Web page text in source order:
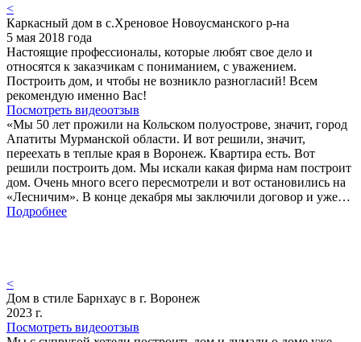
<
Каркасный дом в с.Хреновое Новоусманского р-на
5 мая 2018 года
Настоящие профессионалы, которые любят свое дело и
относятся к заказчикам с пониманием, с уважением.
Построить дом, и чтобы не возникло разногласий! Всем
рекомендую именно Вас!
Посмотреть видеоотзыв
«Мы 50 лет прожили на Кольском полуострове, значит, город
Апатиты Мурманской области. И вот решили, значит,
переехать в теплые края в Воронеж. Квартира есть. Вот
решили построить дом. Мы искали какая фирма нам построит
дом. Очень много всего пересмотрели и вот остановились на
«Лесничим». В конце декабря мы заключили договор и уже…
Подробнее
<
Дом в стиле Барнхаус в г. Воронеж
2023 г.
Посмотреть видеоотзыв